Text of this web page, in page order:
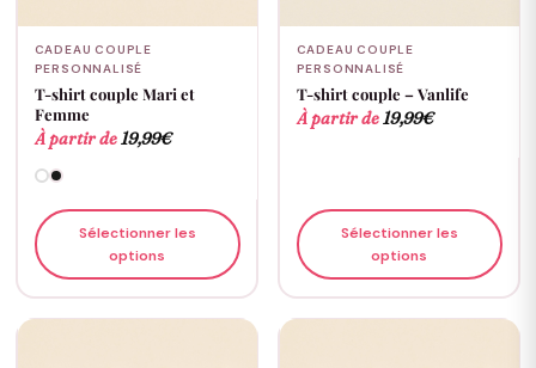
CADEAU COUPLE
PERSONNALISÉ
T-shirt couple Mari et
Femme
À partir de19,99€
Sélectionner les
options
CADEAU COUPLE
PERSONNALISÉ
T-shirt couple – Vanlife
À partir de19,99€
Sélectionner les
options